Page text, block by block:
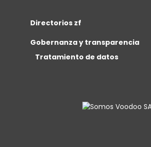
Directorios zf
Gobernanza y transparencia
Tratamiento de datos